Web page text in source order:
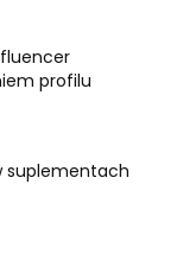
profilu
suplementach